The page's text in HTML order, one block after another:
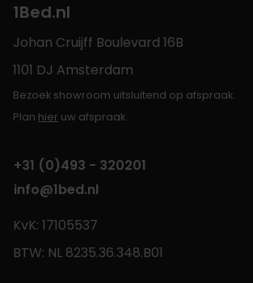
1Bed.nl
Johan Cruijff Boulevard 16B
1101 DJ Amsterdam
Bezoek showroom uitsluitend op afspraak.
Plan hier uw afspraak.
+31 (0)493 - 320201
info@1bed.nl
KvK: 17105537
BTW: NL 8235.36.348.B01